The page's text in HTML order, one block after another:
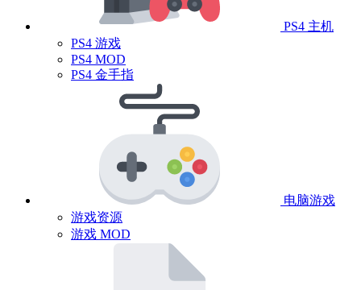
PS4 主机
PS4 游戏
PS4 MOD
PS4 金手指
电脑游戏
游戏资源
游戏 MOD